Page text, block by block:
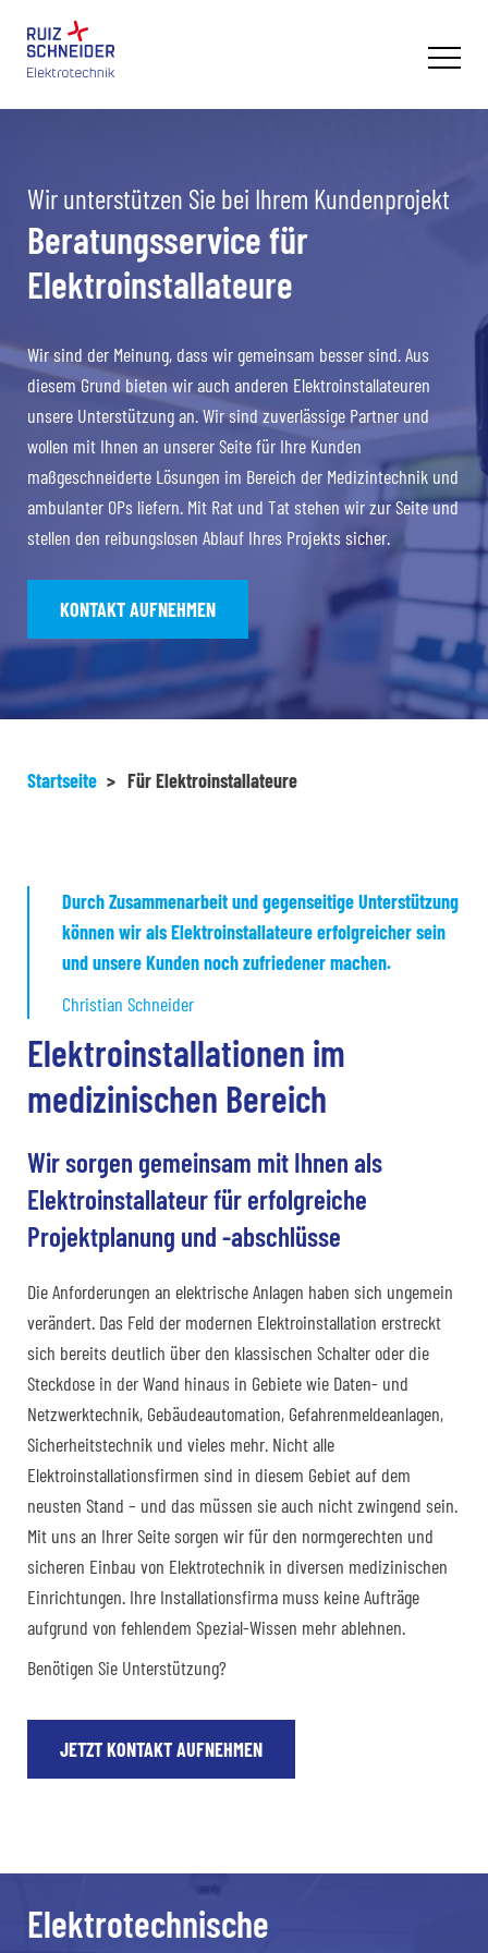
Primary
Wir unterstützen Sie bei Ihrem Kundenprojekt
Beratungsservice für
Elektroinstallateure
Wir sind der Meinung, dass wir gemeinsam besser sind. Aus
diesem Grund bieten wir auch anderen Elektroinstallateuren
unsere Unterstützung an. Wir sind zuverlässige Partner und
wollen mit Ihnen an unserer Seite für Ihre Kunden
maßgeschneiderte Lösungen im Bereich der Medizintechnik und
ambulanter OPs liefern. Mit Rat und Tat stehen wir zur Seite und
stellen den reibungslosen Ablauf Ihres Projekts sicher.
KONTAKT AUFNEHMEN
Startseite > Für Elektroinstallateure
Durch Zusammenarbeit und gegenseitige Unterstützung
können wir als Elektroinstallateure erfolgreicher sein
und unsere Kunden noch zufriedener machen.
Christian Schneider
Elektroinstallationen im
medizinischen Bereich
Wir sorgen gemeinsam mit Ihnen als
Elektroinstallateur für erfolgreiche
Projektplanung und -abschlüsse
Die Anforderungen an elektrische Anlagen haben sich ungemein
verändert. Das Feld der modernen Elektroinstallation erstreckt
sich bereits deutlich über den klassischen Schalter oder die
Steckdose in der Wand hinaus in Gebiete wie Daten- und
Netzwerktechnik, Gebäudeautomation, Gefahrenmeldeanlagen,
Sicherheitstechnik und vieles mehr. Nicht alle
Elektroinstallationsfirmen sind in diesem Gebiet auf dem
neusten Stand – und das müssen sie auch nicht zwingend sein.
Mit uns an Ihrer Seite sorgen wir für den normgerechten und
sicheren Einbau von Elektrotechnik in diversen medizinischen
Einrichtungen. Ihre Installationsfirma muss keine Aufträge
aufgrund von fehlendem Spezial-Wissen mehr ablehnen.
Benötigen Sie Unterstützung?
JETZT KONTAKT AUFNEHMEN
Elektrotechnische